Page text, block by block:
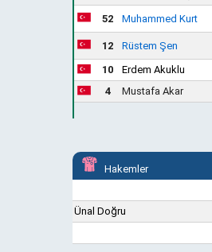
52 Muhammed Kurt
12
Rüstem Şen
10
Erdem Akuklu
4
Mustafa Akar
Hakemler
Ünal Doğru